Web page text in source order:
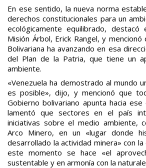
En ese sentido, la nueva norma
derechos constitucionales para un
ecológicamente equilibrado,
Misión Árbol, Erick Rangel, y mencionó
Bolivariana ha avanzando en esa
del Plan de la Patria, que tiene un
ambiente.
«Venezuela ha demostrado al mundo
es posible», dijo, y mencionó que
Gobierno bolivariano apunta hacia
lamentó que sectores en el país
iniciativas sobre el medio ambiente,
Arco Minero, en un «lugar donde
desarrollado la actividad minera» con
este momento se hace «el
sustentable y en armonía con la